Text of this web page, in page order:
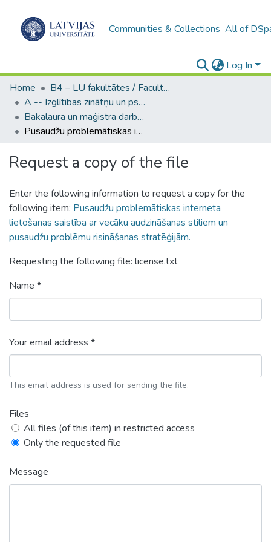
Communities & Collections All of
Log In
Home
B4 – LU fakultātes / Faculties of the UL
A -- Izglītības zinātņu un psiholoģijas fakultāte / Faculty of Education Sciences and Psychology
Bakalaura un maģistra darbi (PPMF) / Bachelor's and Master's theses
Pusaudžu problemātiskas interneta lietošanas saistība ar vecāku audzināšanas stiliem un pusaudžu problēmu risināšanas stratēģijām.
Request a copy of the file
Enter the following information to request a copy for the
following item: Pusaudžu problemātiskas interneta
lietošanas saistība ar vecāku audzināšanas stiliem un
pusaudžu problēmu risināšanas stratēģijām.
Requesting the following file: license.txt
Name *
Your email address *
This email address is used for sending the file.
Files
All files (of this item) in restricted access
Only the requested file
Message